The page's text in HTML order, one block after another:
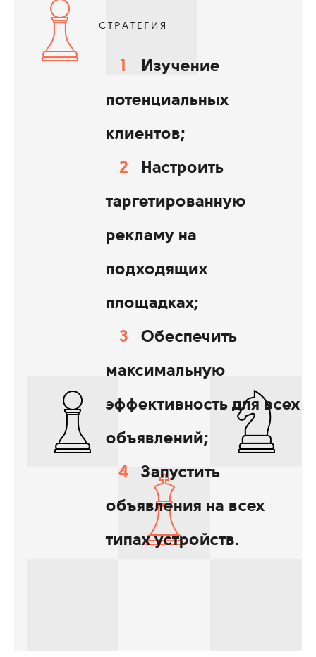
СТРАТЕГИЯ
Изучение
потенциальных
клиентов;
Настроить
таргетированную
рекламу на
подходящих
площадках;
Обеспечить
максимальную
эффективность для всех
объявлений;
Запустить
объявления на всех
типах устройств.